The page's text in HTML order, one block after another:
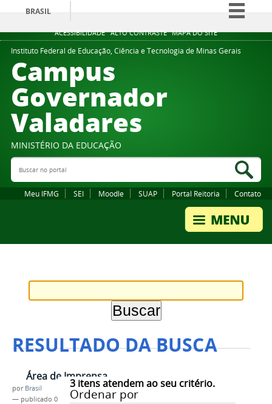
ACESSIBILIDADE ALTO CONTRASTE MAPA DO SITE
BRASIL
Simplifique!
Comunica BR
Instituto Federal de Educação, Ciência e Tecnologia de Minas Gerais
Campus
Governador
Valadares
MINISTÉRIO DA EDUCAÇÃO
Buscar no portal
Meu IFMG SEI Moodle SUAP Portal Reitoria Contato
RESULTADO DA BUSCA
3itens atendem ao seu critério.
Ordenar por
Área de Imprensa
por Brasil
— publicado 04/06/2013 —última modificação